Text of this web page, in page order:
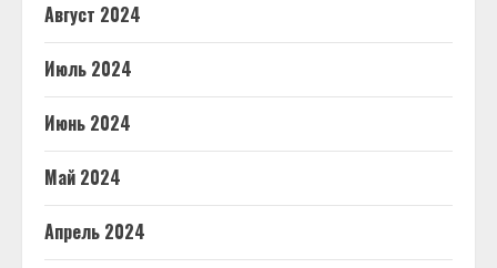
Август 2024
Июль 2024
Июнь 2024
Май 2024
Апрель 2024